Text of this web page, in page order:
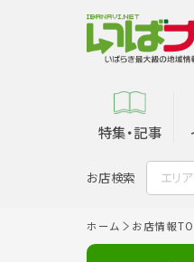
特集・記事
お店検索 エリ
ホーム お店情報